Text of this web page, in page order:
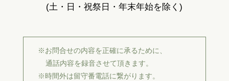
(土・日・祝祭日・年末年始を除く)
※お問合せの内容を正確に承るために、
通話内容を録音させて頂きます。
※時間外は留守番電話に繋がります。